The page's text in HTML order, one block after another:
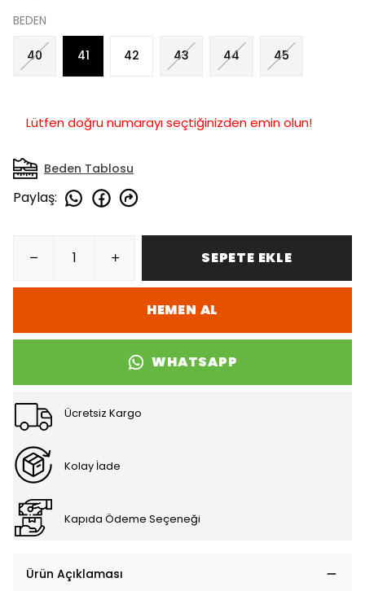
BEDEN
40 41 42 43 44 45
Lütfen doğru numarayı seçtiğinizden emin olun!
Beden Tablosu
Paylaş:
SEPETE EKLE
HEMEN AL
WHATSAPP
Ücretsiz Kargo
Kolay İade
Kapıda Ödeme Seçeneği
Ürün Açıklaması